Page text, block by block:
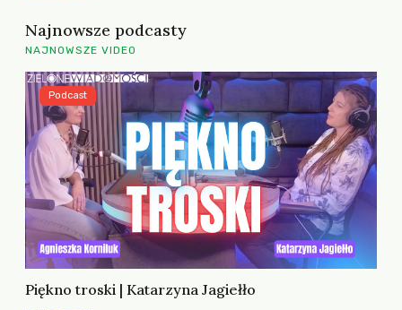
Najnowsze podcasty
NAJNOWSZE VIDEO
Piękno troski | Katarzyna Jagiełło
Podcast